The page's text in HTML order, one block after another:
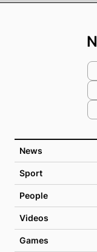
News
Sport
People
Videos
Games